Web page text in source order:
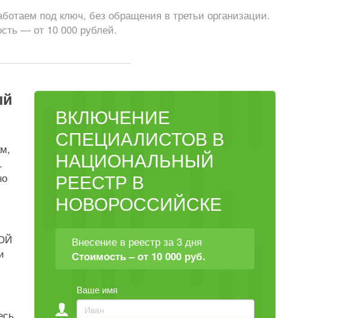
под ключ, без обращения в третьи организации.
— от 10 000 рублей.
ВКЛЮЧЕНИЕ
СПЕЦИАЛИСТОВ В
НАЦИОНАЛЬНЫЙ
РЕЕСТР В
НОВОРОССИЙСКЕ
Внесение в реестр за 3 дня
Стоимость – от 10 000 руб.
Ваше имя